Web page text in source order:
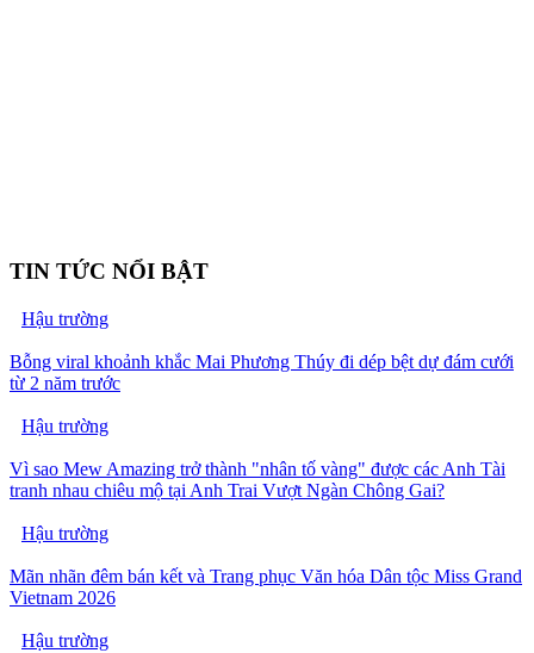
TIN TỨC NỔI BẬT
Hậu trường
Bỗng viral khoảnh khắc Mai Phương Thúy đi dép bệt dự đám cưới
từ 2 năm trước
Hậu trường
Vì sao Mew Amazing trở thành "nhân tố vàng" được các Anh Tài
tranh nhau chiêu mộ tại Anh Trai Vượt Ngàn Chông Gai?
Hậu trường
Mãn nhãn đêm bán kết và Trang phục Văn hóa Dân tộc Miss Grand
Vietnam 2026
Hậu trường